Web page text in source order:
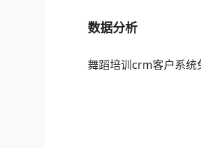
数据分析
舞蹈培训crm客户系统